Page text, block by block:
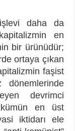
daha da
en
bir ürünüdür;
ortaya çıkan
faşist
dönemlerinde
devrimci
en üst
iktidarı ele